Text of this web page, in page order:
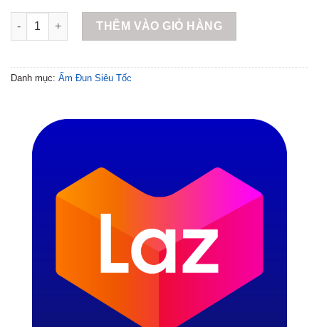
Bình đun siêu tốc 2 lớp KB-1815TL số lượng
THÊM VÀO GIỎ HÀNG
Danh mục: Ấm Đun Siêu Tốc